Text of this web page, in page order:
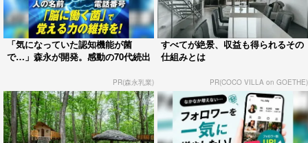
「気になっていた認知機能が菌
で…」森永が開発。感動の70代続出
PR(森永乳業)
すべてが絶景、収益も得られるその
仕組みとは
PR(COCO VILLA on GOETHE)